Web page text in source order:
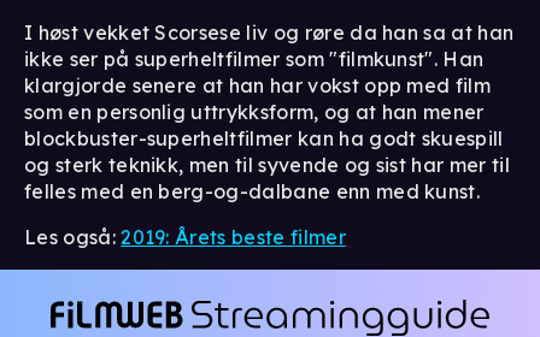
I høst vekket Scorsese liv og røre da han sa at han
ikke ser på superheltfilmer som "filmkunst". Han
klargjorde senere at han har vokst opp med film
som en personlig uttrykksform, og at han mener
blockbuster-superheltfilmer kan ha godt skuespill
og sterk teknikk, men til syvende og sist har mer til
felles med en berg-og-dalbane enn med kunst.
Les også:2019: Årets beste filmer